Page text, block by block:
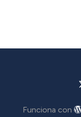
Funciona con